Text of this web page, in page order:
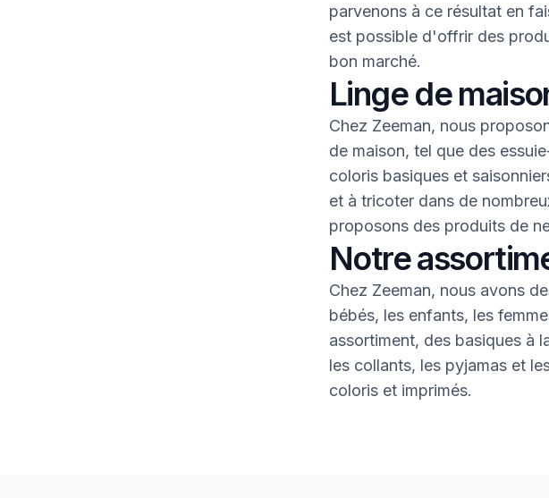
parvenons à ce résultat en
est possible d'offrir des
bon marché.
Linge de
Chez Zeeman, nous
de maison, tel que des
coloris basiques et
et à tricoter dans de
proposons des produits de
Notre
Chez Zeeman, nous avons
bébés, les enfants, les
assortiment, des basiques à
les collants, les pyjamas et
coloris et imprimés.